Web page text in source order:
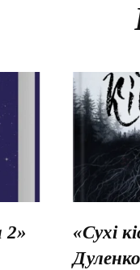
2»
«Сухі
Дуленко